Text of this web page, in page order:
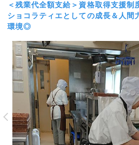
＜残業代全額支給＞資格取得支援制
ショコラティエとしての成長＆人間
環境◎